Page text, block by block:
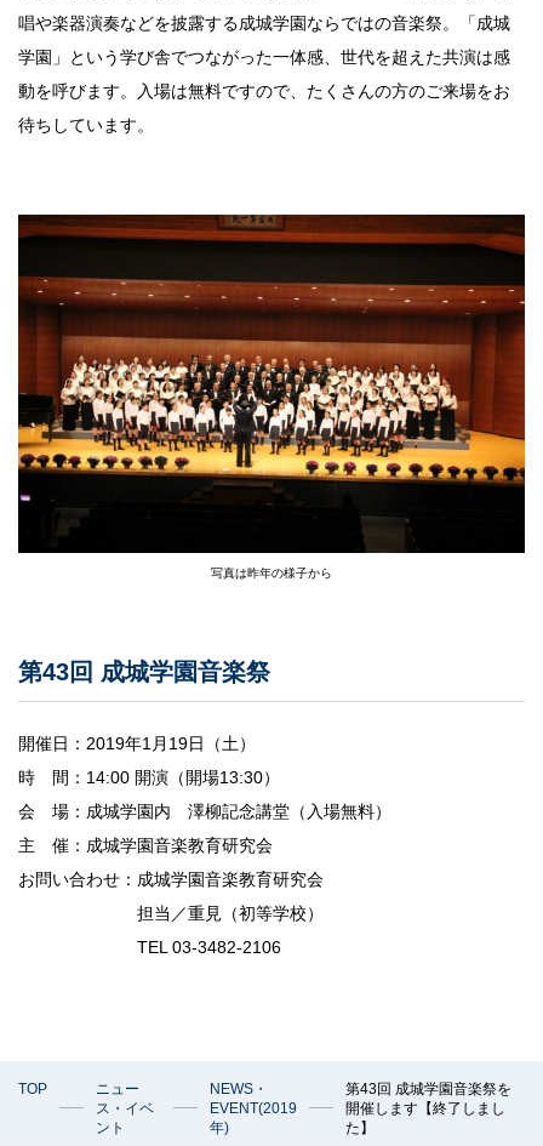
成城学園への寄付について
成城学園広報サイト「sful-full」
教職員専用
個人情報保護
情報セキュリティ方針
サイトポリシー
唱や楽器演奏などを披露する成城学園ならではの音楽祭。「成城
学園」という学び舎でつながった一体感、世代を超えた共演は感
動を呼びます。入場は無料ですので、たくさんの方のご来場をお
待ちしています。
写真は昨年の様子から
第43回 成城学園音楽祭
開催日：2019年1月19日（土）
時 間：14:00 開演（開場13:30）
会 場：成城学園内 澤柳記念講堂（入場無料）
主 催：成城学園音楽教育研究会
お問い合わせ：成城学園音楽教育研究会
担当／重見（初等学校）
TEL 03-3482-2106
TOP
ニュー
ス・イベ
ント
NEWS・
EVENT(2019
年)
第43回 成城学園音楽祭を
開催します【終了しまし
た】